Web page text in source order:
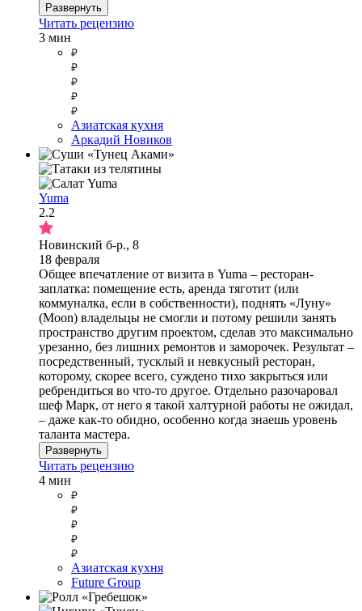
Развернуть
Читать рецензию
3 мин
Азиатская кухня
Аркадий Новиков
Yuma
2.2
Новинский б-р., 8
18 февраля
Общее впечатление от визита в Yuma – ресторан-
заплатка: помещение есть, аренда тяготит (или
коммуналка, если в собственности), поднять «Луну»
(Moon) владельцы не смогли и потому решили занять
пространство другим проектом, сделав это максимально
урезанно, без лишних ремонтов и заморочек. Результат –
посредственный, тусклый и невкусный ресторан,
которому, скорее всего, суждено тихо закрыться или
ребрендиться во что-то другое. Отдельно разочаровал
шеф Марк, от него я такой халтурной работы не ожидал,
– даже как-то обидно, особенно когда знаешь уровень
таланта мастера.
Развернуть
Читать рецензию
4 мин
Азиатская кухня
Future Group